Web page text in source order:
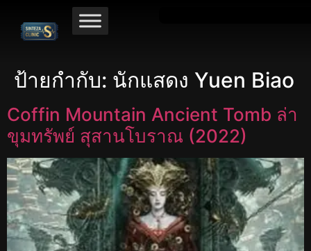
ป้ายกำกับ: นักแสดง Yuen Biao
Coffin Mountain Ancient Tomb ล่า
ขุมทรัพย์ สุสานโบราณ (2022)